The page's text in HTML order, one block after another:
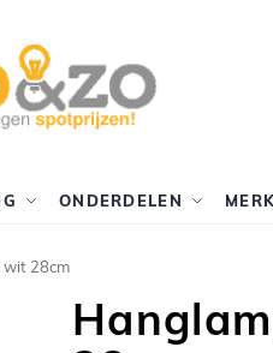
ONDERDELEN
wit 28cm